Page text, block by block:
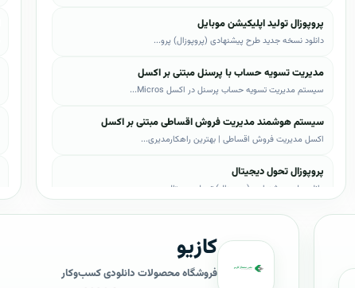
پروپوزال تولید اپلیکیشن موبایل
دانلود نسخه جدید طرح پیشنهادی (پروپوزال) پرو...
مدیریت تسویه حساب با پرسنل مبتنی بر اکسل
سیستم مدیریت تسویه حساب پرسنل در اکسل Micros...
سیستم هوشمند مدیریت فروش اقساطی مبتنی بر اکسل
اکسل مدیریت فروش اقساطی | بهترین راهکارمدیری...
پروپوزال تحول دیجیتال
دانلود طرح پیشنهادی (پروپوزال) تحول دیجیتال،...
پروپوزال AI
دانلود طرح پيشنهادي(پروپوزال) هوش مصنوعی (AI...
پروپوزال بیزاجی
کازیو
فروشگاه محصولات دانلودی کسب‌وکار